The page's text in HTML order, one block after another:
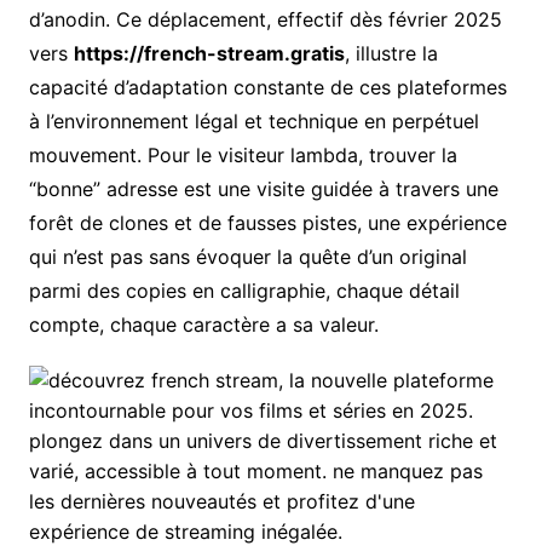
d’anodin. Ce déplacement, effectif dès février 2025
vers https://french-stream.gratis, illustre la
capacité d’adaptation constante de ces plateformes
à l’environnement légal et technique en perpétuel
mouvement. Pour le visiteur lambda, trouver la
“bonne” adresse est une visite guidée à travers une
forêt de clones et de fausses pistes, une expérience
qui n’est pas sans évoquer la quête d’un original
parmi des copies en calligraphie, chaque détail
compte, chaque caractère a sa valeur.